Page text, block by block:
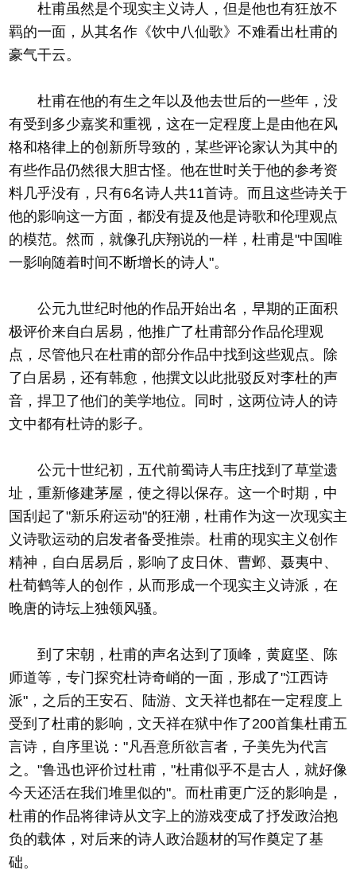
杜甫虽然是个现实主义诗人，但是他也有狂放不
羁的一面，从其名作《饮中八仙歌》不难看出杜甫的
豪气干云。
杜甫在他的有生之年以及他去世后的一些年，没
有受到多少嘉奖和重视，这在一定程度上是由他在风
格和格律上的创新所导致的，某些评论家认为其中的
有些作品仍然很大胆古怪。他在世时关于他的参考资
料几乎没有，只有6名诗人共11首诗。而且这些诗关于
他的影响这一方面，都没有提及他是诗歌和伦理观点
的模范。然而，就像孔庆翔说的一样，杜甫是"中国唯
一影响随着时间不断增长的诗人"。
公元九世纪时他的作品开始出名，早期的正面积
极评价来自白居易，他推广了杜甫部分作品伦理观
点，尽管他只在杜甫的部分作品中找到这些观点。除
了白居易，还有韩愈，他撰文以此批驳反对李杜的声
音，捍卫了他们的美学地位。同时，这两位诗人的诗
文中都有杜诗的影子。
公元十世纪初，五代前蜀诗人韦庄找到了草堂遗
址，重新修建茅屋，使之得以保存。这一个时期，中
国刮起了"新乐府运动"的狂潮，杜甫作为这一次现实主
义诗歌运动的启发者备受推崇。杜甫的现实主义创作
精神，自白居易后，影响了皮日休、曹邺、聂夷中、
杜荀鹤等人的创作，从而形成一个现实主义诗派，在
晚唐的诗坛上独领风骚。
到了宋朝，杜甫的声名达到了顶峰，黄庭坚、陈
师道等，专门探究杜诗奇峭的一面，形成了"江西诗
派"，之后的王安石、陆游、文天祥也都在一定程度上
受到了杜甫的影响，文天祥在狱中作了200首集杜甫五
言诗，自序里说："凡吾意所欲言者，子美先为代言
之。"鲁迅也评价过杜甫，"杜甫似乎不是古人，就好像
今天还活在我们堆里似的"。而杜甫更广泛的影响是，
杜甫的作品将律诗从文字上的游戏变成了抒发政治抱
负的载体，对后来的诗人政治题材的写作奠定了基
础。